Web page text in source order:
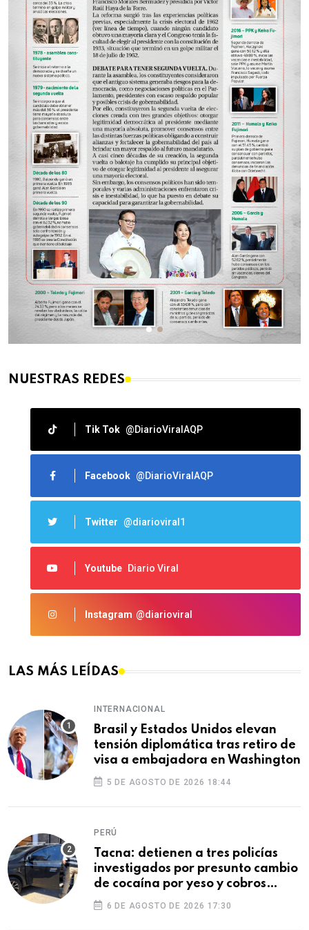
NUESTRAS REDES
Tik Tok @DiarioViralAQP
Facebook @DiarioViralAQP
Twitter @diarioviral1
Youtube Diario Viral
Instagram @diarioviral
LAS MÁS LEÍDAS
INTERNACIONAL
Brasil y Estados Unidos elevan
tensión diplomática tras retiro de
visa a embajadora en Washington
5 DE AGOSTO DE 2026 18:44
PERÚ
Tacna: detienen a tres policías
investigados por presunto cambio
de cocaína por yeso y cobros
ilegales
6 DE AGOSTO DE 2026 17:30